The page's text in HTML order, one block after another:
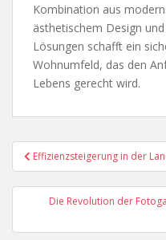
Kombination aus
ästhetischem Design
Lösungen schafft ein
Wohnumfeld, das den
Lebens gerecht wird.
Effizienzsteigerung in der
Die Revolution der